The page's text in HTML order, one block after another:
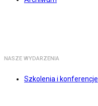
NASZE WYDARZENIA
Szkolenia i konferencje